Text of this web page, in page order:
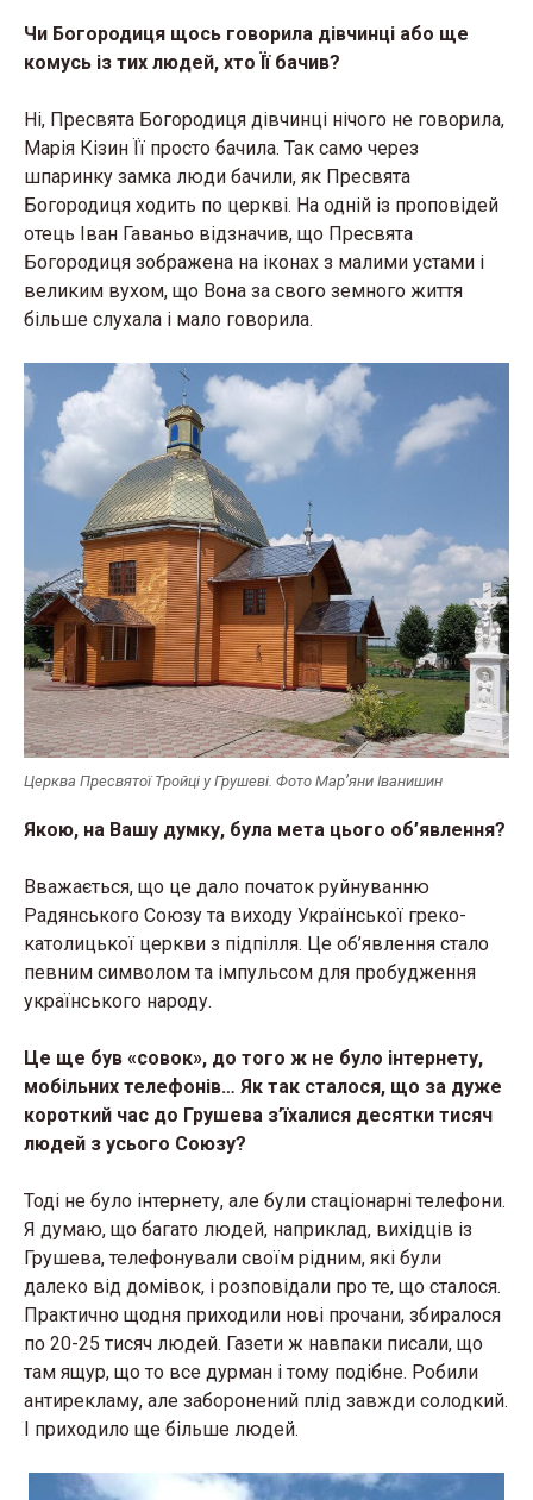
Чи Богородиця щось говорила дівчинці або ще
комусь із тих людей, хто Її бачив?
Ні, Пресвята Богородиця дівчинці нічого не говорила,
Марія Кізин Її просто бачила. Так само через
шпаринку замка люди бачили, як Пресвята
Богородиця ходить по церкві. На одній із проповідей
отець Іван Гаваньо відзначив, що Пресвята
Богородиця зображена на іконах з малими устами і
великим вухом, що Вона за свого земного життя
більше слухала і мало говорила.
Церква Пресвятої Тройці у Грушеві. Фото Мар’яни Іванишин
Якою, на Вашу думку, була мета цього об’явлення?
Вважається, що це дало початок руйнуванню
Радянського Союзу та виходу Української греко-
католицької церкви з підпілля. Це об’явлення стало
певним символом та імпульсом для пробудження
українського народу.
Це ще був «совок», до того ж не було інтернету,
мобільних телефонів… Як так сталося, що за дуже
короткий час до Грушева з’їхалися десятки тисяч
людей з усього Союзу?
Тоді не було інтернету, але були стаціонарні телефони.
Я думаю, що багато людей, наприклад, вихідців із
Грушева, телефонували своїм рідним, які були
далеко від домівок, і розповідали про те, що сталося.
Практично щодня приходили нові прочани, збиралося
по 20-25 тисяч людей. Газети ж навпаки писали, що
там ящур, що то все дурман і тому подібне. Робили
антирекламу, але заборонений плід завжди солодкий.
І приходило ще більше людей.